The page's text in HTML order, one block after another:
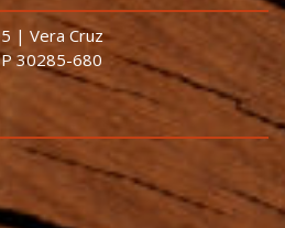
| Vera Cruz
30285-680